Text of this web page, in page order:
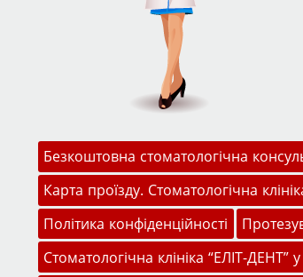
Меню
Перейти до змісту
Безкоштовна стоматологічна
Карта проїзду. Стоматологічна
Політика конфіденційності
Стоматологічна клініка “ЕЛІТ-ДЕНТ”